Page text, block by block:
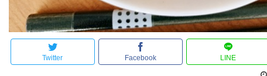
Twitter Facebook LINE